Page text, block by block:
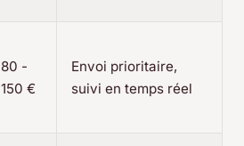
80 -
150 €
Envoi prioritaire,
suivi en temps réel